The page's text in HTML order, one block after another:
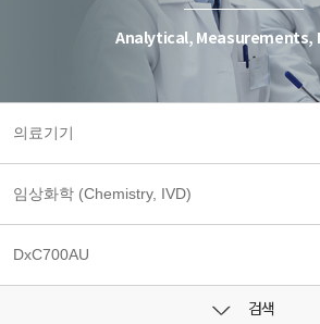
Analytical, Measurements,
검색